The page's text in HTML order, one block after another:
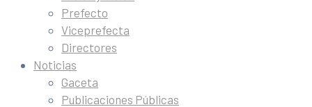
Prefecto
Viceprefecta
Directores
Noticias
Gaceta
Publicaciones Públicas